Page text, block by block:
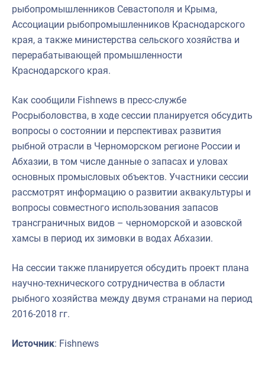
рыбопромышленников Севастополя и Крыма,
Ассоциации рыбопромышленников Краснодарского
края, а также министерства сельского хозяйства и
перерабатывающей промышленности
Краснодарского края.
Как сообщили Fishnews в пресс-службе
Росрыболовства, в ходе сессии планируется обсудить
вопросы о состоянии и перспективах развития
рыбной отрасли в Черноморском регионе России и
Абхазии, в том числе данные о запасах и уловах
основных промысловых объектов. Участники сессии
рассмотрят информацию о развитии аквакультуры и
вопросы совместного использования запасов
трансграничных видов – черноморской и азовской
хамсы в период их зимовки в водах Абхазии.
На сессии также планируется обсудить проект плана
научно-технического сотрудничества в области
рыбного хозяйства между двумя странами на период
2016-2018 гг.
Источник: Fishnews